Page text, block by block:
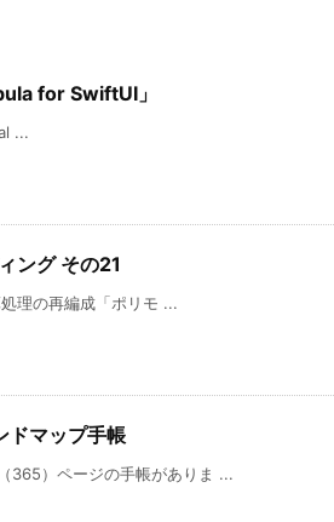
for SwiftUI」
...
ング その21
理の再編成「ポリモ ...
ドマップ手帳
365）ページの手帳がありま ...